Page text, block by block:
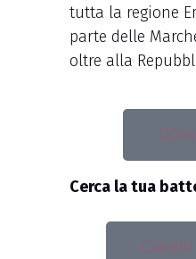
tutta la regione
parte delle
oltre alla
Cerca la tua